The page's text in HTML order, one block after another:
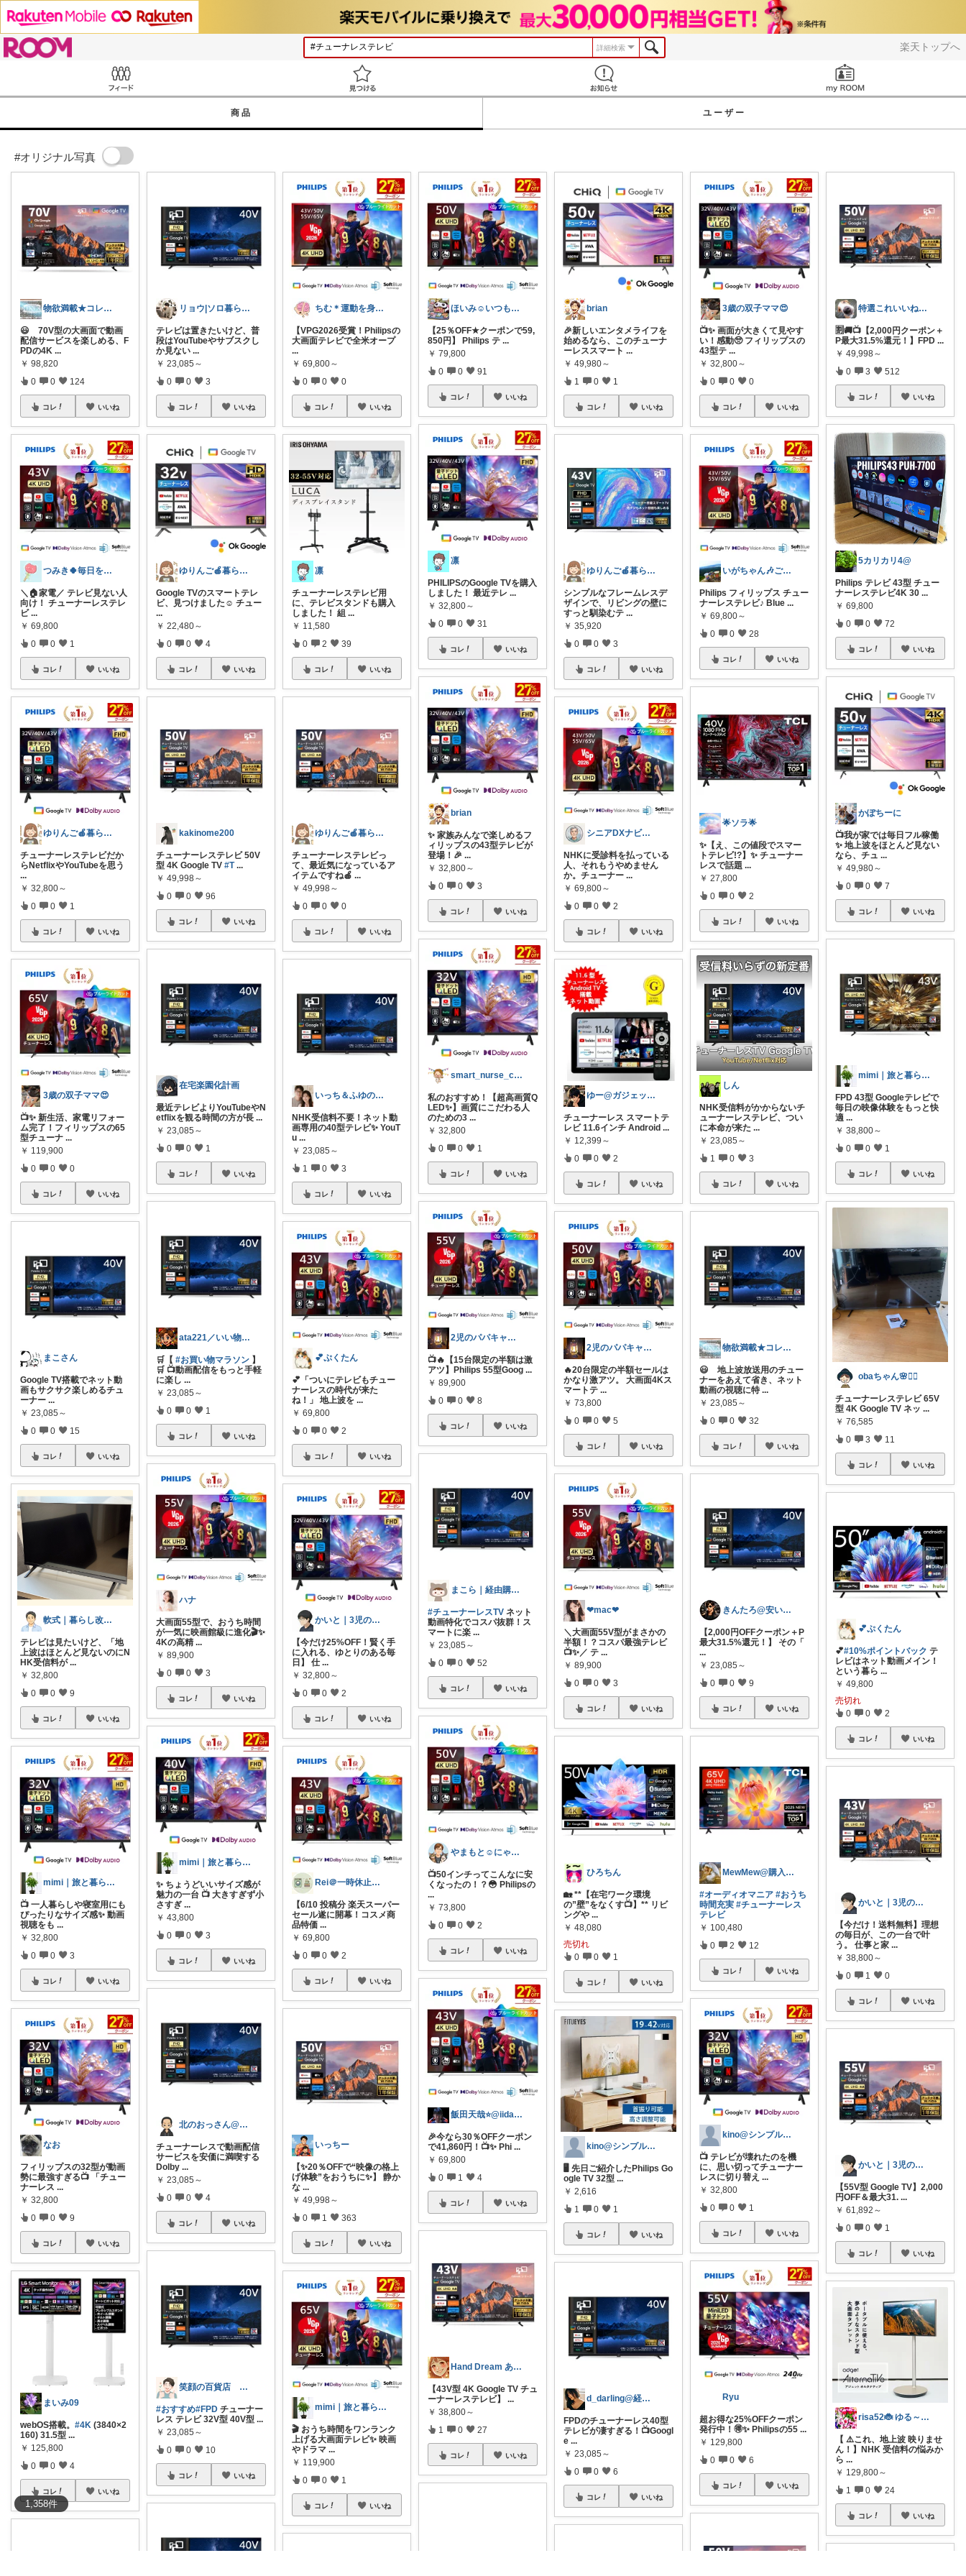
楽天トップへ
詳細検索
商品 ユーザー
#オリジナル写真
1,358件
物欲満載★コレクションは商品分類別です★
😃 70V型の大画面で動画
配信サービスを楽しめる、F
PDの4K ...
￥ 98,820
0 0 124
コレ いいね
つみき🍀毎日をご機嫌にする♡
＼🏠家電／ テレビ見ない人
向け！ チューナーレステレ
ビ...
￥ 69,800
0 0 1
コレ いいね
ゆりんご🍎暮らしにまつわるおすすめ品
チューナーレステレビだか
らNetflixやYouTubeを思う
...
￥ 32,800～
0 0 1
コレ いいね
3歳の双子ママ😍
📺✨ 新生活、家電リフォー
ム完了！フィリップスの65
型チューナ ...
￥ 119,900
0 0 0
コレ いいね
まこさん
Google TV搭載でネット動
画もサクサク楽しめるチュ
ーナー ...
￥ 23,085～
0 0 15
コレ いいね
軟式｜暮らし改善ROOM
テレビは見たいけど、「地
上波はほとんど見ないのにN
HK受信料が ...
￥ 32,800
0 0 9
コレ いいね
mimi｜旅と暮らし ✈️🌿
📺 一人暮らしや寝室用にも
ぴったりなサイズ感✨ 動画
視聴をも ...
￥ 32,800
0 0 3
コレ いいね
なお
フィリップスの32型が動画
勢に最強すぎる📺 「チュー
ナーレス ...
￥ 32,800
0 0 9
コレ いいね
まいみ09
webOS搭載。 #4K (3840×2
160) 31.5型 ...
￥ 125,800
0 0 4
コレ いいね
リョウ|ソロ暮らし帖
テレビは置きたいけど、普
段はYouTubeやサブスクし
か見ない ...
￥ 23,085～
0 0 3
コレ いいね
ゆりんご🍎暮らしにまつわるおすすめ品
Google TVのスマートテレ
ビ、見つけました☺️ チュー
...
￥ 22,480～
0 0 4
コレ いいね
kakinome200
チューナーレステレビ 50V
型 4K Google TV#T ...
￥ 49,998～
0 0 96
コレ いいね
在宅楽園化計画
最近テレビよりYouTubeやN
etflixを観る時間の方が長 ...
￥ 23,085～
0 0 1
コレ いいね
ata221／いい物をみんなで...🛒
🛒【#お買い物マラソン 】
🛒 📺動画配信をもっと手軽
に楽し ...
￥ 23,085～
0 0 1
コレ いいね
ハナ
大画面55型で、おうち時間
が一気に映画館級に進化🎬✨
4Kの高精 ...
￥ 89,900
0 0 3
コレ いいね
mimi｜旅と暮らし ✈️🌿
✨ ちょうどいいサイズ感が
魅力の一台 📺 大きすぎず小
さすぎ ...
￥ 43,800
0 0 3
コレ いいね
北のおっさん@ガジェット好き
チューナーレスで動画配信
サービスを安価に満喫する
Dolby...
￥ 23,085～
0 0 4
コレ いいね
笑顔の百貨店 ５０代からの楽しみ発見隊
#おすすめ#FPD チューナー
レス テレビ 32V型 40V型 ...
￥ 23,085～
0 0 10
コレ いいね
ちむ＊運動を身近に、ハッピーに＊
【VPG2026受賞！Philipsの
大画面テレビで全米オープ
...
￥ 69,800～
0 0 0
コレ いいね
凛
チューナーレステレビ用
に、テレビスタンドも購入
しました！ 組 ...
￥ 11,580
0 2 39
コレ いいね
ゆりんご🍎暮らしにまつわるおすすめ品
チューナーレステレビっ
て、最近気になっているア
イテムですね🍎...
￥ 49,998～
0 0 0
コレ いいね
いっち＆ふゆのQOL雑貨
NHK受信料不要！ネット動
画専用の40型テレビ✨ YouT
u ...
￥ 23,085～
1 0 3
コレ いいね
💕ぷくたん
💕「ついにテレビもチュー
ナーレスの時代が来た
ね！」 地上波を ...
￥ 69,800
0 0 2
コレ いいね
かいと｜3児の父・お買い得商品分析のプロ
【今だけ25%OFF！賢く手
に入れる、ゆとりのある毎
日】 仕 ...
￥ 32,800～
0 0 2
コレ いいね
Rei＠一時休止中 お得品紹介屋さん
【6/10 投稿分 楽天スーパー
セール遂に開幕！コスメ商
品特価 ...
￥ 69,800
0 0 2
コレ いいね
いっちー
【✨20％OFFで“映像の格上
げ体験”をおうちに✨】 静か
な ...
￥ 49,998～
0 1 363
コレ いいね
mimi｜旅と暮らし ✈️🌿
🎬 おうち時間をワンランク
上げる大画面テレビ✨ 映画
やドラマ ...
￥ 119,900
0 0 1
コレ いいね
ほいみ☺️いつもありがとうございます✨
【25％OFF★クーポンで59,
850円】 Philips テ ...
￥ 79,800
0 0 91
コレ いいね
凛
PHILIPSのGoogle TVを購入
しました！ 最近テレ ...
￥ 32,800～
0 0 31
コレ いいね
brian
✨ 家族みんなで楽しめるフ
ィリップスの43型テレビが
登場！🎉...
￥ 32,800～
0 0 3
コレ いいね
smart_nurse_choice
私のおすすめ！【超高画質Q
LED✨】画質にこだわる人
のための3 ...
￥ 32,800
0 0 1
コレ いいね
2児のパパキャンパー
📺🔥【15台限定の半額は激
アツ】Philips 55型Goog ...
￥ 89,900
0 0 8
コレ いいね
まこら｜経由購入ありがとうございます✨
#チューナーレスTV ネット
動画特化でコスパ抜群！ス
マートに楽 ...
￥ 23,085～
0 0 52
コレ いいね
やまもと☺️にゃんこLife🐈
📺50インチってこんなに安
くなったの！？😳 Philipsの
...
￥ 73,800
0 0 2
コレ いいね
飯田天哉⭐️@iida.tennya
🎉今なら30％OFFクーポン
で41,860円！📺✨ Phi ...
￥ 69,800
0 1 4
コレ いいね
Hand Dream ありがとう
【43V型 4K Google TV チュ
ーナーレステレビ】...
￥ 38,800～
1 0 27
コレ いいね
brian
🎉新しいエンタメライフを
始めるなら、このチューナ
ーレススマート ...
￥ 49,980～
1 0 1
コレ いいね
ゆりんご🍎暮らしにまつわるおすすめ品
シンプルなフレームレスデ
ザインで、リビングの壁に
すっと馴染むテ ...
￥ 35,920
0 0 3
コレ いいね
シニアDXナビゲーター
NHKに受診料を払っている
人、それもうやめません
か。チューナー ...
￥ 69,800～
0 0 2
コレ いいね
ゆー@ガジェットROOM
チューナーレス スマートテ
レビ 11.6インチ Android ...
￥ 12,399～
0 0 2
コレ いいね
2児のパパキャンパー
🔥20台限定の半額セールは
かなり激アツ。 大画面4Kス
マートテ ...
￥ 73,800
0 0 5
コレ いいね
❤︎mac❤︎
＼大画面55V型がまさかの
半額！？コスパ最強テレビ
📺✨／ テ ...
￥ 89,900
0 0 3
コレ いいね
ひろちん
🏡 **【在宅ワーク環境
の”壁”をなくす📺】** リビ
ングや ...
￥ 48,080
売切れ
0 0 1
コレ いいね
kino@シンプルな生活
🖥️ 先日ご紹介したPhilips Go
ogle TV 32型 ...
￥ 2,616
1 0 1
コレ いいね
d_darling@経由購入ありがと✨
FPDのチューナーレス40型
テレビが凄すぎる！📺Googl
e...
￥ 23,085～
0 0 6
コレ いいね
3歳の双子ママ😍
📺✨ 画面が大きくて見やす
い！感動🥺 フィリップスの
43型テ ...
￥ 32,800～
0 0 0
コレ いいね
いがちゃん🎶ご購入感謝です🎶
Philips フィリップス チュー
ナーレステレビ♪ Blue ...
￥ 69,800～
0 0 28
コレ いいね
🌟ソラ🌟
✨【え、この値段でスマー
トテレビ!?】✨ チューナー
レスで話題 ...
￥ 27,800
0 0 2
コレ いいね
しん
NHK受信料がかからないチ
ューナーレステレビ、つい
に本命が来た ...
￥ 23,085～
1 0 3
コレ いいね
物欲満載★コレクションは商品分類別です★
😃 地上波放送用のチュー
ナーをあえて省き、ネット
動画の視聴に特 ...
￥ 23,085～
0 0 32
コレ いいね
きんたろ@安いだけじゃ物足りない
【2,000円OFFクーポン＋P
最大31.5%還元！】 その「
...
￥ 23,085～
0 0 9
コレ いいね
MewMew@購入ありがとうございます。
#オーディオマニア #おうち
時間充実 #チューナーレス
テレビ
￥ 100,480
0 2 12
コレ いいね
kino@シンプルな生活
📺 テレビが壊れたのを機
に、思い切ってチューナー
レスに切り替え ...
￥ 32,800
0 0 1
コレ いいね
Ryu
超お得な25%OFFクーポン
発行中！🉐✨ Philipsの55 ...
￥ 129,800
0 0 6
コレ いいね
特選これいいね！🅶🅰🆁🅰🅶🅴
🈹🚚📺【2,000円クーポン＋
P最大31.5%還元！】FPD...
￥ 49,998～
0 3 512
コレ いいね
5カリカリ4@
Philips テレビ 43型 チュー
ナーレステレビ4K 30 ...
￥ 69,800
0 0 72
コレ いいね
かぽちーに
📺我が家では毎日フル稼働
✨ 地上波をほとんど見ない
なら、チュ ...
￥ 49,980～
0 0 7
コレ いいね
mimi｜旅と暮らし ✈️🌿
FPD 43型 Googleテレビで
毎日の映像体験をもっと快
適 ...
￥ 38,800～
0 0 1
コレ いいね
obaちゃん🌸🙇‍♀️
チューナーレステレビ 65V
型 4K Google TV ネッ ...
￥ 76,585
0 3 11
コレ いいね
💕ぷくたん
💕#10%ポイントバック テ
レビはネット動画メイン！
という暮ら ...
￥ 49,800
売切れ
0 0 2
コレ いいね
かいと｜3児の父・お買い得商品分析のプロ
【今だけ！送料無料】理想
の毎日が、この一台で叶
う。 仕事と家 ...
￥ 38,800～
0 1 0
コレ いいね
かいと｜3児の父・お買い得商品分析のプロ
【55V型 Google TV】2,000
円OFF＆最大31. ...
￥ 61,892～
0 0 1
コレ いいね
risa52🐞 ゆる～く無添加🌱
​【 ⚠️これ、地上波 映りませ
ん！】NHK 受信料の悩みか
ら ...
￥ 129,800～
1 0 24
コレ いいね